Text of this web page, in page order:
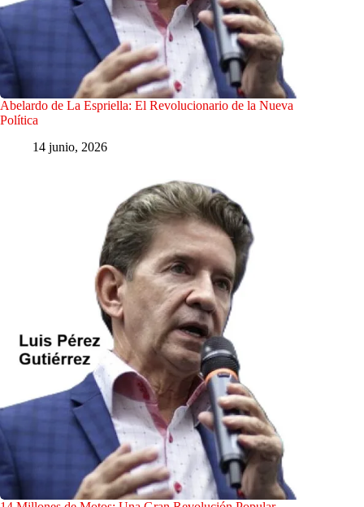
Abelardo de La Espriella: El Revolucionario de la Nueva
Política
14 junio, 2026